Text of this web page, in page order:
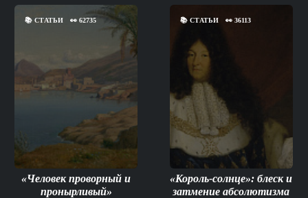
📚 СТАТЬИ 👀 62735
«Человек проворный и
пронырливый»
📚СТАТЬИ 👀36113
«Король-солнце»: блеск и
затмение абсолютизма